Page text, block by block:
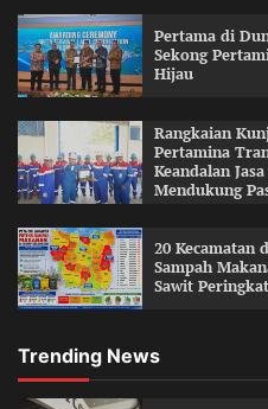
Pertama di
Sekong
Hijau
Rangkaian
Pertamina
Keandalan
Mendukung
20 Kecamatan
Sampah
Sawit
Trending News